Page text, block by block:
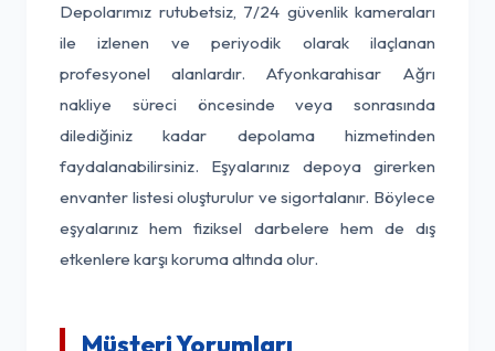
Depolarımız rutubetsiz, 7/24 güvenlik kameraları
ile izlenen ve periyodik olarak ilaçlanan
profesyonel alanlardır. Afyonkarahisar Ağrı
nakliye süreci öncesinde veya sonrasında
dilediğiniz kadar depolama hizmetinden
faydalanabilirsiniz. Eşyalarınız depoya girerken
envanter listesi oluşturulur ve sigortalanır. Böylece
eşyalarınız hem fiziksel darbelere hem de dış
etkenlere karşı koruma altında olur.
Müşteri Yorumları